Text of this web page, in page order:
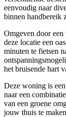
eenvoudig naar
binnen handbereik
Omgeven door
deze locatie een
minuten te fietsen
het bruisende hart
Deze woning is
naar een
van een groene
jouw thuis te